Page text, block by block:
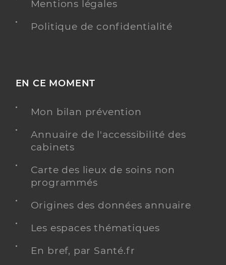
Mentions légales
Politique de confidentialité
EN CE MOMENT
Mon bilan prévention
Annuaire de l'accessibilité des
cabinets
Carte des lieux de soins non
programmés
Origines des données annuaire
Les espaces thématiques
En bref, par Santé.fr